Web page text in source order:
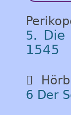
5. Die
1545

6 Der